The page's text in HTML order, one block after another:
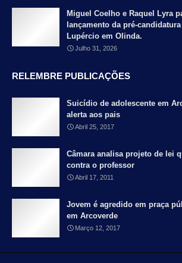
Miguel Coelho e Raquel Lyra
lançamento da pré-
Lupércio em Olinda.
Julho 31, 2026
RELEMBRE PUBLICAÇÕES
Suicídio de adolescente em
alerta aos pais
Abril 25, 2017
Câmara analisa projeto de lei
contra o professor
Abril 17, 2011
Jovem é agredido em praça
em Arcoverde
Março 12, 2017